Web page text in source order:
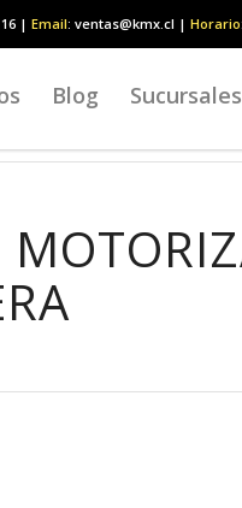
| Email: ventas@kmx.cl | Horario
Blog Sucursales